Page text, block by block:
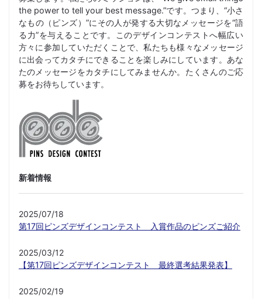
the power to tell your best message.”です。つまり、“小さ
なもの（ピンズ）”にその人が発する大切なメッセージを“語
る力”を与えることです。このデザインコンテストへ幅広い
方々に参加していただくことで、私たちも様々なメッセージ
に出会ってカタチにできることを楽しみにしています。あな
たのメッセージをカタチにしてみませんか。たくさんのご応
募をお待ちしています。
新着情報
2025/07/18
第17回ピンズデザインコンテスト 入賞作品のピンズご紹介
2025/03/12
【第17回ピンズデザインコンテスト 最終選考結果発表】
2025/02/19